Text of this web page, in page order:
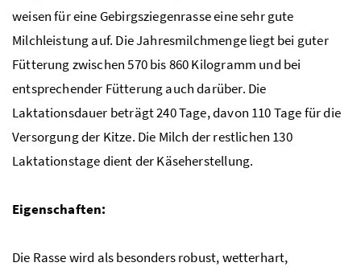
weisen für eine Gebirgsziegenrasse eine sehr gute
Milchleistung auf. Die Jahresmilchmenge liegt bei guter
Fütterung zwischen 570 bis860 Kilogramm und bei
entsprechender Fütterung auch darüber. Die
Laktationsdauer beträgt 240 Tage, davon 110 Tage für die
Versorgung der Kitze. Die Milch der restlichen 130
Laktationstage dient der Käseherstellung.
Eigenschaften:
Die Rasse wird als besonders robust, wetterhart,